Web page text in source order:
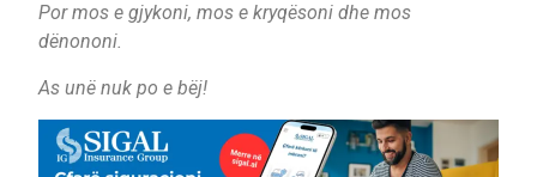
Por mos e gjykoni, mos e kryqësoni dhe mos
dënononi.
As unë nuk po e bëj!